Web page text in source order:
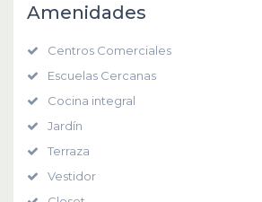
Amenidades
Centros Comerciales
Escuelas Cercanas
Cocina integral
Jardín
Terraza
Vestidor